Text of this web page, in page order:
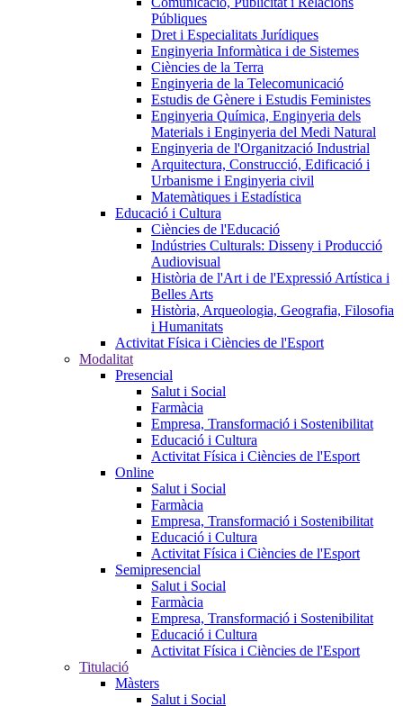
Públiques
Dret i Especialitats Jurídiques
Enginyeria Informàtica i de Sistemes
Ciències de la Terra
Enginyeria de la Telecomunicació
Estudis de Gènere i Estudis Feministes
Enginyeria Química, Enginyeria dels
Materials i Enginyeria del Medi Natural
Enginyeria de l'Organització Industrial
Arquitectura, Construcció, Edificació i
Urbanisme i Enginyeria civil
Matemàtiques i Estadística
Educació i Cultura
Ciències de l'Educació
Indústries Culturals: Disseny i Producció
Audiovisual
Història de l'Art i de l'Expressió Artística i
Belles Arts
Història, Arqueologia, Geografia, Filosofia
i Humanitats
Activitat Física i Ciències de l'Esport
Modalitat
Presencial
Salut i Social
Farmàcia
Empresa, Transformació i Sostenibilitat
Educació i Cultura
Activitat Física i Ciències de l'Esport
Online
Salut i Social
Farmàcia
Empresa, Transformació i Sostenibilitat
Educació i Cultura
Activitat Física i Ciències de l'Esport
Semipresencial
Salut i Social
Farmàcia
Empresa, Transformació i Sostenibilitat
Educació i Cultura
Activitat Física i Ciències de l'Esport
Titulació
Màsters
Salut i Social